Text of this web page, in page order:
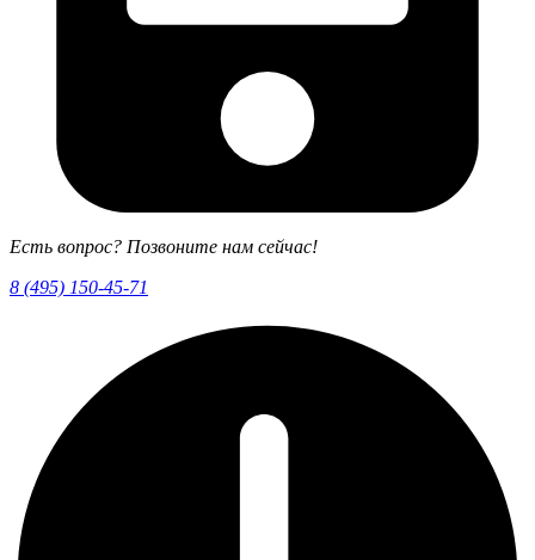
Есть вопрос? Позвоните нам сейчас!
8 (495) 150-45-71